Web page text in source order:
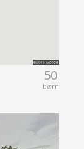
50
børn